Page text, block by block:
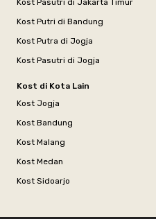
Kost Pasutri di Jakarta Timur
Kost Putri di Bandung
Kost Putra di Jogja
Kost Pasutri di Jogja
Kost di Kota Lain
Kost Jogja
Kost Bandung
Kost Malang
Kost Medan
Kost Sidoarjo